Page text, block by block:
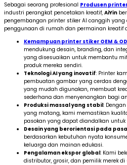
Sebagai seorang profesional Produsen
industri perangkat pencetakan kreatif, AiYin
pengembangan printer stiker AI canggih
penggunaan di rumah dan permainan kreatif
Kemampuan printer stiker OEM &
mendukung desain, branding, dan
yang disesuaikan untuk membantu
produk mereka sendiri.
Teknologi AI yang inovatif: Printer
pembuatan gambar yang cerdas
yang mudah digunakan, membuat
sederhana dan menyenangkan bagi
Produksi massal yang stabil:
yang matang, kami memastikan
pasokan yang dapat diandalkan untuk
Desain yang berorientasi pada
berdasarkan kebutuhan nyata
keluarga dan mainan edukasi.
Pengalaman ekspor global: Kami
distributor, grosir, dan pemilik merek